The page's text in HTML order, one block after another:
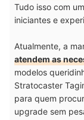
Tudo isso com
iniciantes e
Atualmente, a
atendem as
modelos
Stratocaster
para quem
upgrade sem